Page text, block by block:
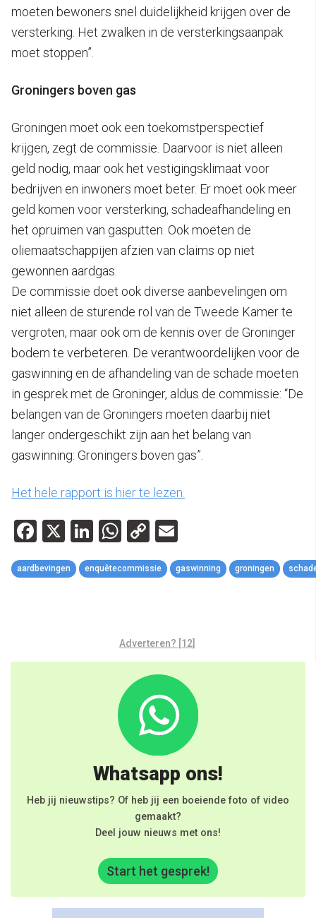
moeten bewoners snel duidelijkheid krijgen over de
versterking. Het zwalken in de versterkingsaanpak
moet stoppen”.
Groningers boven gas
Groningen moet ook een toekomstperspectief
krijgen, zegt de commissie. Daarvoor is niet alleen
geld nodig, maar ook het vestigingsklimaat voor
bedrijven en inwoners moet beter. Er moet ook meer
geld komen voor versterking, schadeafhandeling en
het opruimen van gasputten. Ook moeten de
oliemaatschappijen afzien van claims op niet
gewonnen aardgas.
De commissie doet ook diverse aanbevelingen om
niet alleen de sturende rol van de Tweede Kamer te
vergroten, maar ook om de kennis over de Groninger
bodem te verbeteren. De verantwoordelijken voor de
gaswinning en de afhandeling van de schade moeten
in gesprek met de Groninger, aldus de commissie: “De
belangen van de Groningers moeten daarbij niet
langer ondergeschikt zijn aan het belang van
gaswinning: Groningers boven gas”.
Het hele rapport is hier te lezen.
Facebook
X LinkedIn
WhatsApp
Copy
Link
aardbevingen enquêtecommissie gaswinning groningen
Adverteren? [12]
Whatsapp ons!
Heb jij nieuwstips? Of heb jij een boeiende foto of video
gemaakt?
Deel jouw nieuws met ons!
Start het gesprek!